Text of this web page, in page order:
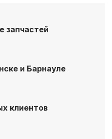
запчастей
и Барнауле
клиентов